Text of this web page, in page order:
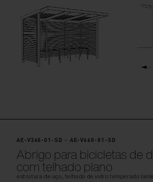
AE-V360-01-SD - AE-V660-01-SD
Abrigo para bicicletas de
com telhado plano
estrutura de aço, telhado de vidro temperado